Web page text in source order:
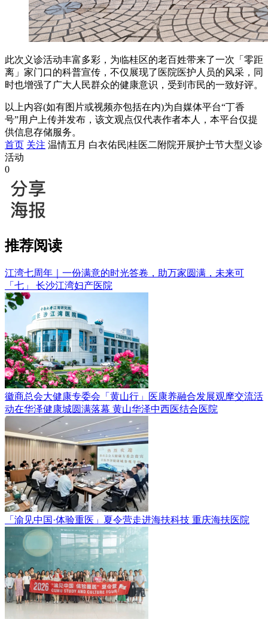
此次义诊活动丰富多彩，为临桂区的老百姓带来了一次「零距
离」家门口的科普宣传，不仅展现了医院医护人员的风采，同
时也增强了广大人民群众的健康意识，受到市民的一致好评。
以上内容(如有图片或视频亦包括在内)为自媒体平台“丁香
号”用户上传并发布，该文观点仅代表作者本人，本平台仅提
供信息存储服务。
首页 关注 温情五月 白衣佑民|桂医二附院开展护士节大型义诊
活动
0
推荐阅读
江湾七周年｜一份满意的时光答卷，助万家圆满，未来可
「七」 长沙江湾妇产医院
徽商总会大健康专委会「黄山行」医康养融合发展观摩交流活
动在华泽健康城圆满落幕 黄山华泽中西医结合医院
「渝见中国·体验重医」夏令营走进海扶科技 重庆海扶医院